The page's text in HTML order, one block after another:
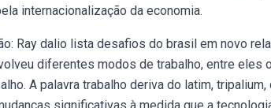
internacionalização da economia.
Ray dalio lista desafios do brasil em novo
diferentes modos de trabalho, entre eles
A palavra trabalho deriva do latim, tripalium,